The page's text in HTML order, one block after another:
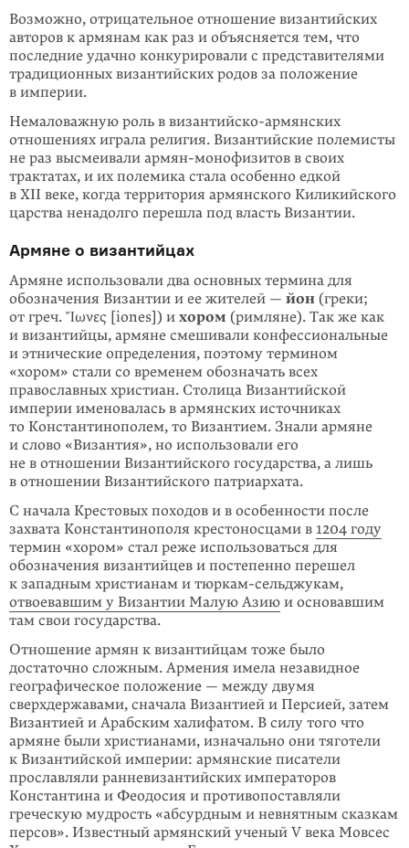
Возможно, отрицательное отношение византийских
авторов к армянам как раз и объясняется тем, что
последние удачно конкурировали с представителями
традиционных византийских родов за положение
в империи.
Немаловажную роль в византийско-армянских
отношениях играла религия. Византийские полемисты
не раз высмеивали армян-монофизитов в своих
трактатах, и их полемика стала особенно едкой
в XII веке, когда территория армянского Киликийского
царства ненадолго перешла под власть Византии.
Армяне о византийцах
Армяне использовали два основных термина для
обозначения Византии и ее жителей — йон (греки;
от греч. Ἴωνες [iones]) и хором (римляне). Так же как
и византийцы, армяне смешивали конфессиональные
и этнические определения, поэтому термином
«хором» стали со временем обозначать всех
православных христиан. Столица Византийской
империи именовалась в армянских источниках
то Константинополем, то Византием. Знали армяне
и слово «Византия», но использовали его
не в отношении Византийского государства, а лишь
в отношении Византийского патриархата.
С начала Крестовых походов и в особенности после
захвата Константинополя крестоносцами в 1204 году
термин «хором» стал реже использоваться для
обозначения византийцев и постепенно перешел
к западным христианам и тюркам-сельджукам,
отвоевавшим у Византии Малую Азию и основавшим
там свои государства.
Отношение армян к византийцам тоже было
достаточно сложным. Армения имела незавидное
географическое положение — между двумя
сверхдержавами, сначала Византией и Персией, затем
Византией и Арабским халифатом. В силу того что
армяне были христианами, изначально они тяготели
к Византийской империи: армянские писатели
прославляли ранневизантийских императоров
Константина и Феодосия и противопоставляли
греческую мудрость «абсурд­ным и невнятным сказкам
персов». Известный армянский ученый V века Мовсес